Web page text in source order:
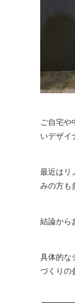
ご自宅や
いデザイ
最近はリ
みの方も
結論から
具体的な
づくりの